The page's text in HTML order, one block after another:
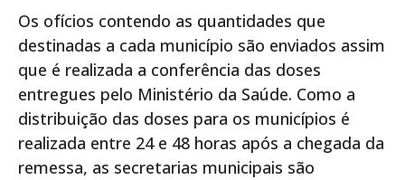
Os ofícios contendo as quantidades que
destinadas a cada município são enviados assim
que é realizada a conferência das doses
entregues pelo Ministério da Saúde. Como a
distribuição das doses para os municípios é
realizada entre 24 e 48 horas após a chegada da
remessa, as secretarias municipais são